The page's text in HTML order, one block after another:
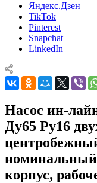
Яндекс.Дзен
TikTok
Pinterest
Snapchat
LinkedIn
Насос ин-
Ду65 Ру16
номинальный
корпус,